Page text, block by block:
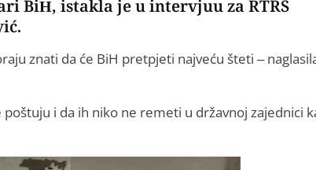
BiH, istakla je u intervjuu za RTRS
znati da će BiH pretpjeti najveću šteti –
i da ih niko ne remeti u državnoj zajednici